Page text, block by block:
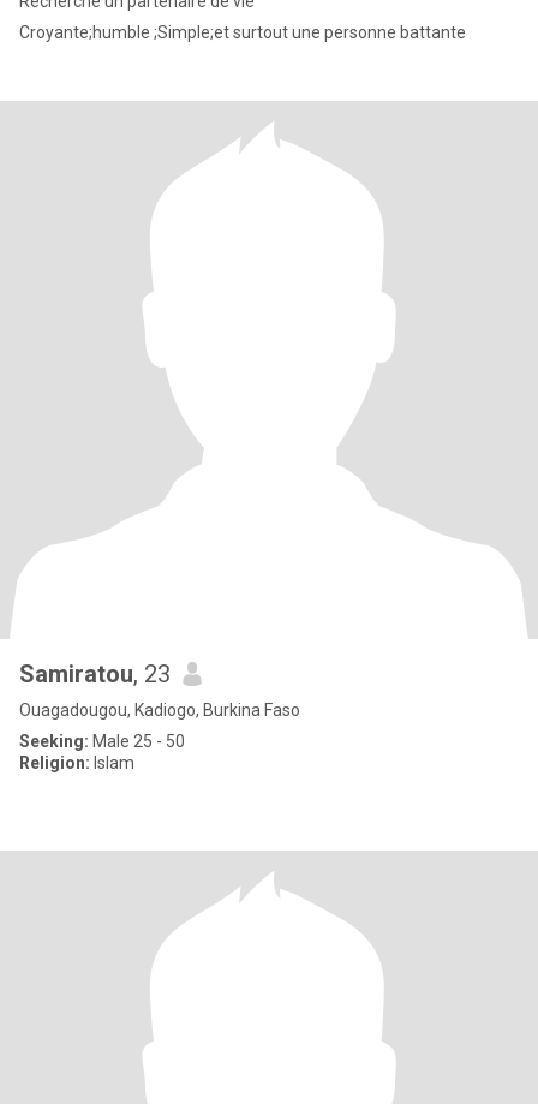
Croyante;humble ;Simple;et surtout une personne battante
Samiratou, 23
Ouagadougou, Kadiogo, Burkina Faso
Seeking: Male 25 - 50
Religion: Islam